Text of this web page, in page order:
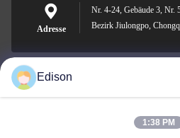
Adresse
Nr. 4-24, Gebäude 3, Nr.
Bezirk Jiulongpo,
Edison
1:38 PM